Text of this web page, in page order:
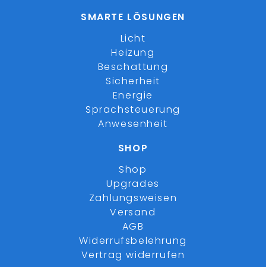
SMARTE LÖSUNGEN
Licht
Heizung
Beschattung
Sicherheit
Energie
Sprachsteuerung
Anwesenheit
SHOP
Shop
Upgrades
Zahlungsweisen
Versand
AGB
Widerrufsbelehrung
Vertrag widerrufen